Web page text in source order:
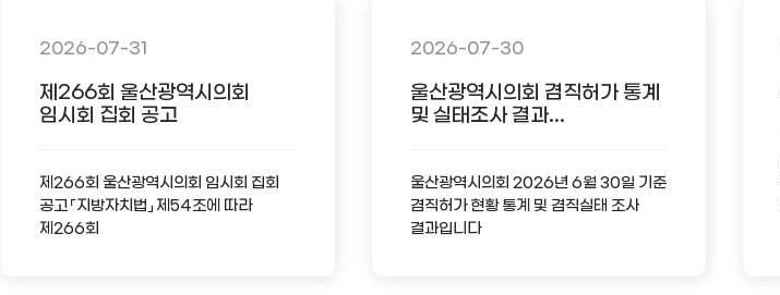
2026-07-31
제266회 울산광역시의회
임시회 집회 공고
제266회 울산광역시의회 임시회 집회
공고 「지방자치법」 제54조에 따라
제266회
2026-07-30
울산광역시의회 겸직허가 통계
및 실태조사 결과...
울산광역시의회 2026년 6월 30일 기준
겸직허가 현황 통계 및 겸직실태 조사
결과입니다